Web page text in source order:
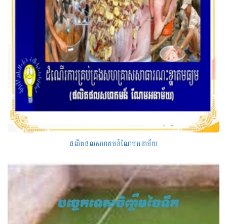
ផលិតផលសហគមន៍ណែមអនាម័យ